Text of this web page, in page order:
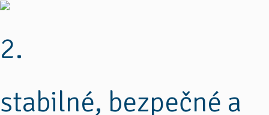
2.
stabilné, bezpečné a